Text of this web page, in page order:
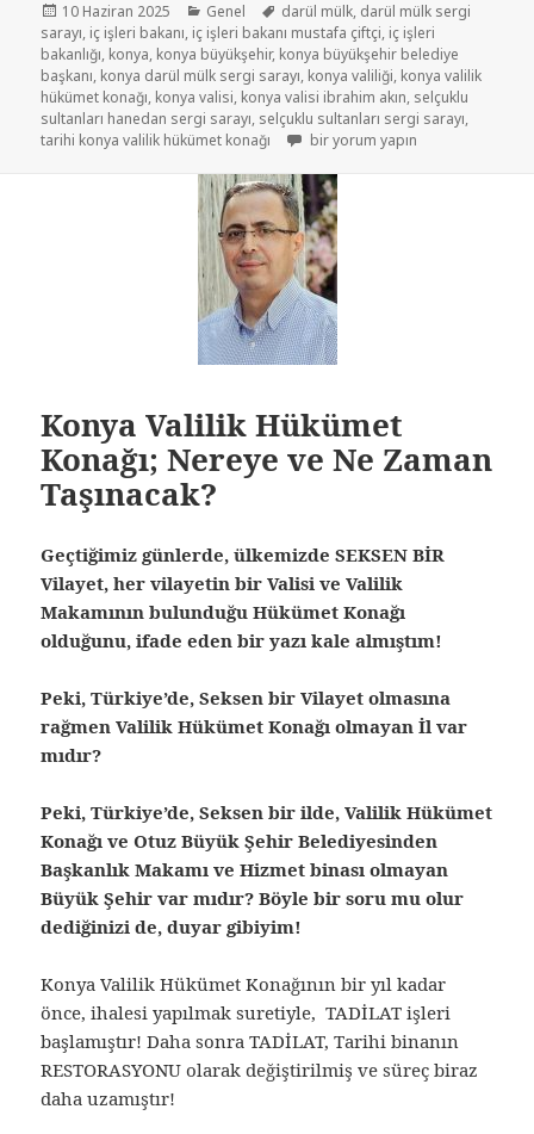
10 Haziran 2025 Genel darül mülk, darül mülk sergi
sarayı, iç işleri bakanı, iç işleri bakanı mustafa çiftçi, iç işleri
bakanlığı, konya, konya büyükşehir, konya büyükşehir belediye
başkanı, konya darül mülk sergi sarayı, konya valiliği, konya valilik
hükümet konağı, konya valisi, konya valisi ibrahim akın, selçuklu
sultanları hanedan sergi sarayı, selçuklu sultanları sergi sarayı,
tarihi konya valilik hükümet konağı
bir yorum yapın
Konya Valilik Hükümet
Konağı; Nereye ve Ne Zaman
Taşınacak?
Geçtiğimiz günlerde, ülkemizde SEKSEN BİR
Vilayet, her vilayetin bir Valisi ve Valilik
Makamının bulunduğu Hükümet Konağı
olduğunu, ifade eden bir yazı kale almıştım!
Peki, Türkiye’de, Seksen bir Vilayet olmasına
rağmen Valilik Hükümet Konağı olmayan İl var
mıdır?
Peki, Türkiye’de, Seksen bir ilde, Valilik Hükümet
Konağı ve Otuz Büyük Şehir Belediyesinden
Başkanlık Makamı ve Hizmet binası olmayan
Büyük Şehir var mıdır? Böyle bir soru mu olur
dediğinizi de, duyar gibiyim!
Konya Valilik Hükümet Konağının bir yıl kadar
önce, ihalesi yapılmak suretiyle, TADİLAT işleri
başlamıştır! Daha sonra TADİLAT, Tarihi binanın
RESTORASYONU olarak değiştirilmiş ve süreç biraz
daha uzamıştır!